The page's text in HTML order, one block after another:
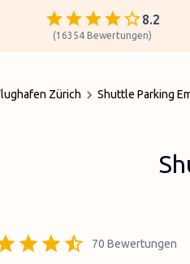
8.2
(16354 Bewertungen)
Zürich Shuttle Parking
70 Bewertungen